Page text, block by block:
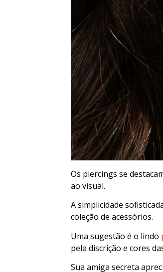
Os piercings se
ao visual.
A simplicidade
coleção de acessórios.
Uma sugestão é o lindo
pela discrição e cores
Sua amiga secreta